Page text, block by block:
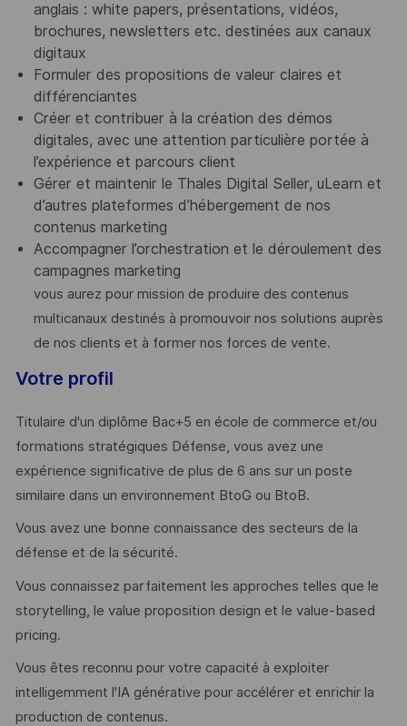
anglais : white papers, présentations, vidéos,
brochures, newsletters etc. destinées aux canaux
digitaux
Formuler des propositions de valeur claires et
différenciantes
Créer et contribuer à la création des démos
digitales, avec une attention particulière portée à
l’expérience et parcours client
Gérer et maintenir le Thales Digital Seller, uLearn et
d’autres plateformes d’hébergement de nos
contenus marketing
Accompagner l’orchestration et le déroulement des
campagnes marketing
vous aurez pour mission de produire des contenus
multicanaux destinés à promouvoir nos solutions auprès
de nos clients et à former nos forces de vente.
Votre profil
Titulaire d'un diplôme Bac+5 en école de commerce et/ou
formations stratégiques Défense, vous avez une
expérience significative de plus de 6 ans sur un poste
similaire dans un environnement BtoG ou BtoB.
Vous avez une bonne connaissance des secteurs de la
défense et de la sécurité.
Vous connaissez parfaitement les approches telles que le
storytelling, le value proposition design et le value-based
pricing.
Vous êtes reconnu pour votre capacité à exploiter
intelligemment l'IA générative pour accélérer et enrichir la
production de contenus.